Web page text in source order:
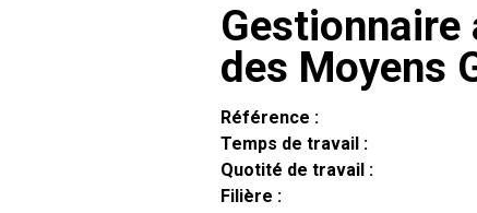
Gestionnaire
des Moyens
Référence :
Temps de travail :
Quotité de travail :
Filière :